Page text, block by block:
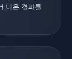
나은 결과를